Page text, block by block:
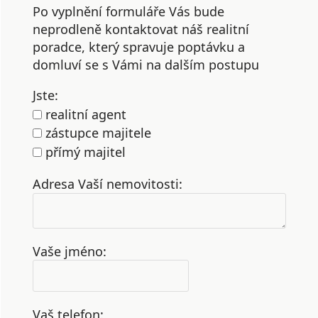
Po vyplnění formuláře Vás bude
neprodleně kontaktovat náš realitní
poradce, který spravuje poptávku a
domluví se s Vámi na dalším postupu
Jste:
realitní agent
zástupce majitele
přímý majitel
Adresa Vaší nemovitosti:
Vaše jméno:
Vaš telefon: